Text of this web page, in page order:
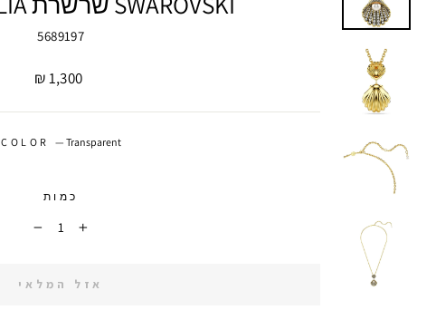
5689197
מחיר
1,300 ₪
COLOR — Transparent
כמות
+
אזל המלאי